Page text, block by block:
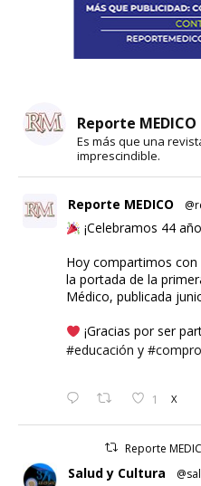
Reporte MEDICO
Es más que una
imprescindible.
Reporte MEDICO
¡Celebramos 44
Hoy compartimos
la portada de la
Médico, publicada
¡Gracias por ser
#educación y
1 X
Reporte
Salud y Cultura